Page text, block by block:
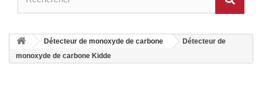
Détecteur de monoxyde de carbone
Détecteur de
monoxyde de carbone Kidde